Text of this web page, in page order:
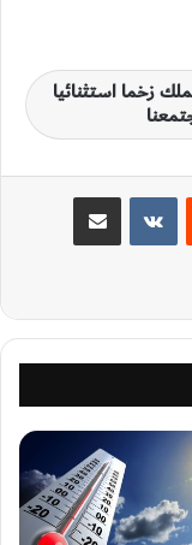
زخما استثنائيا